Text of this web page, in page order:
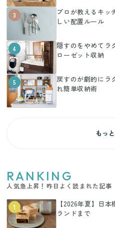
3
プロが教えるキッ
しい配置ルール
4
隠すのをやめてラ
ローゼット収納
5
戻すのが劇的にラ
れ簡単収納術
もっ
RANKING
人気急上昇！昨日よく読まれた記事
1
【2026年夏】日
ランドまで